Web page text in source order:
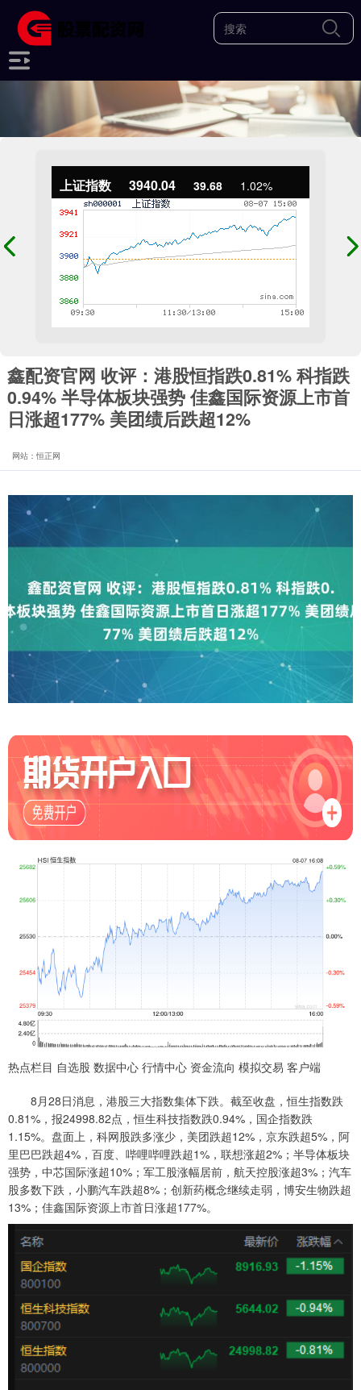
上证指数 3940.04 39.68 1.02%
鑫配资官网 收评：港股恒指跌0.81% 科指跌
0.94% 半导体板块强势 佳鑫国际资源上市首
日涨超177% 美团绩后跌超12%
网站：恒正网
热点栏目 自选股 数据中心 行情中心 资金流向 模拟交易 客户端
8月28日消息，港股三大指数集体下跌。截至收盘，恒生指数跌
0.81%，报24998.82点，恒生科技指数跌0.94%，国企指数跌
1.15%。盘面上，科网股跌多涨少，美团跌超12%，京东跌超5%，阿
里巴巴跌超4%，百度、哔哩哔哩跌超1%，联想涨超2%；半导体板块
强势，中芯国际涨超10%；军工股涨幅居前，航天控股涨超3%；汽车
股多数下跌，小鹏汽车跌超8%；创新药概念继续走弱，博安生物跌超
13%；佳鑫国际资源上市首日涨超177%。